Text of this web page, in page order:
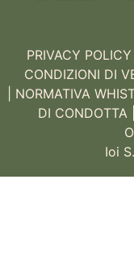
PRIVACY POLICY
CONDIZIONI DI
NORMATIVA
DI CONDOTTA
Ioi